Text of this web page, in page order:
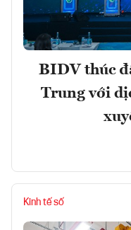
BIDV thúc
Trung với
Kinh tế số